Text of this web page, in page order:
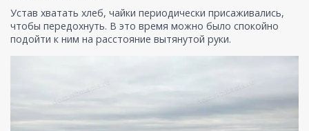
Устав хватать хлеб, чайки периодически присаживались,
чтобы передохнуть. В это время можно было спокойно
подойти к ним на расстояние вытянутой руки.